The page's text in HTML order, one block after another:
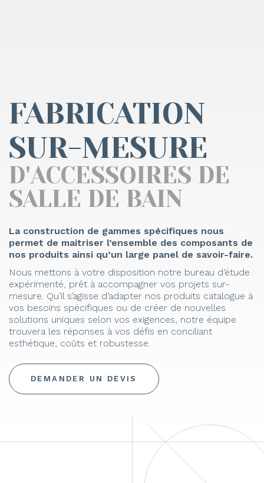
FABRICATION
SUR-MESURE
D'ACCESSOIRES DE
SALLE DE BAIN
La construction de gammes spécifiques nous
permet de maitriser l’ensemble des composants de
nos produits ainsi qu’un large panel de savoir-faire.
Nous mettons à votre disposition notre bureau d’étude
expérimenté, prêt à accompagner vos projets sur-
mesure. Qu’il s’agisse d’adapter nos produits catalogue à
vos besoins spécifiques ou de créer de nouvelles
solutions uniques selon vos exigences, notre équipe
trouvera les réponses à vos défis en conciliant
esthétique, coûts et robustesse.
DEMANDER UN DEVIS